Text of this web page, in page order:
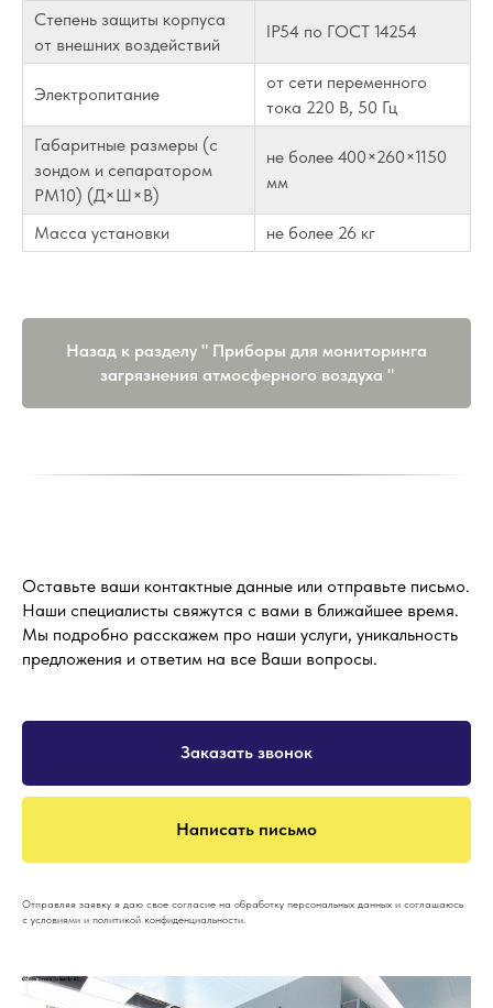
Степень защиты корпуса
от внешних воздействий
IP54 по ГОСТ 14254
Электропитание
от сети переменного
тока 220 В, 50 Гц
Габаритные размеры (с
зондом и сепаратором
РМ10) (Д×Ш×В)
не более 400×260×1150
мм
Масса установки не более 26 кг
Назад к разделу " Приборы для мониторинга
загрязнения атмосферного воздуха "
Оставьте ваши контактные данные или отправьте письмо.
Наши специалисты свяжутся с вами в ближайшее время.
Мы подробно расскажем про наши услуги, уникальность
предложения и ответим на все Ваши вопросы.
Заказать звонок
Написать письмо
Отправляя заявку я даю свое согласие на обработку персональных данных и соглашаюсь
с условиями и политикой конфиденциальности.